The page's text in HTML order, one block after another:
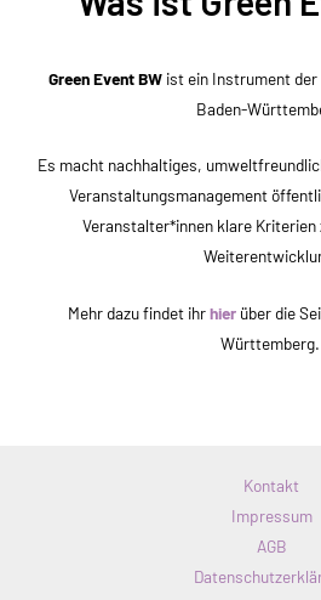
Green Event BWist ein Instrument
Baden-
Es macht nachhaltiges,
Veranstaltungsmanagement
Veranstalter*innen klare Kriterien
Mehr dazu findet ihrhier über die
Württemberg.
Kontakt
Impressum
AGB